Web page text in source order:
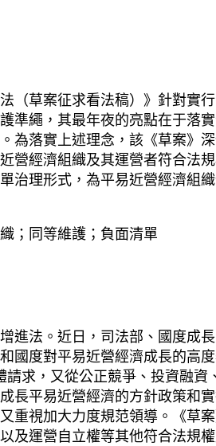
（草案征求看法稿）》針對
準繩，其最年夜的亮點在于落
為落實上述理念，該《草案》
營經濟組織及其運營者符合
治理形式，為平易近營經濟組
；同等維護；負面清單
進法。近日，司法部、國度
國度對平易近營經濟成長的
求，又從公正競爭、投資融
長平易近營經濟的方針政策和
重視加大力度規范領導。《草
及運營自立權等其他符合法規